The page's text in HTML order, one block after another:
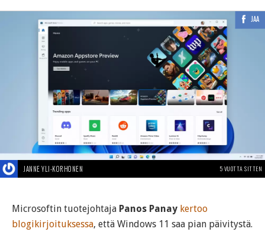
JAA
JANNE YLI-KORHONEN 5 VUOTTA SITTEN
Microsoftin tuotejohtaja Panos Panay kertoo
blogikirjoituksessa, että Windows 11 saa pian päivitystä.